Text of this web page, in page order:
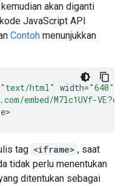
akan diganti
JavaScript API
Contoh menunjukkan
"text/html" width="640"
embed/M7lc1UVf-
>
tag <iframe> , saat
tidak perlu menentukan
ditentukan sebagai